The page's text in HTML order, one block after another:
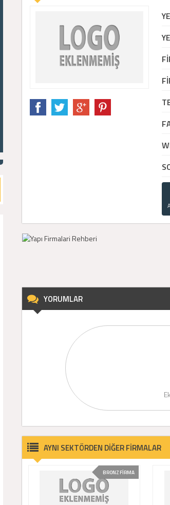
YORUMLAR
AYNI SEKTÖRDEN DİĞER FİRMALAR
BRONZ FİRMA